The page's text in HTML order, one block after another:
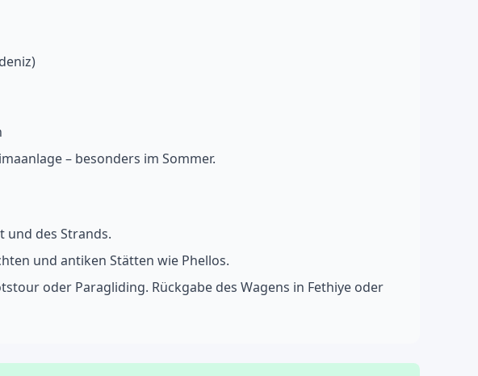
– besonders im Sommer.
und des Strands.
und antiken Stätten wie Phellos.
oder Paragliding. Rückgabe des Wagens in Fethiye oder